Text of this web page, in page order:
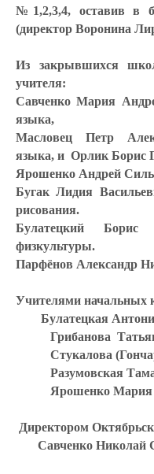
№1,2,3,4, оставив в
(директор Воронина
Из закрывшихся
учителя:
Савченко Мария
языка,
Масловец Петр
языка, и Орлик Борис
Ярошенко Андрей
Бугак Лидия
рисования.
Булатецкий Борис
физкультуры.
Парфёнов Александр
Учителями начальных
Булатецкая
Грибанова
Стукалова
Разумовская
Ярошенко Мария
Директором
Савченко Николай